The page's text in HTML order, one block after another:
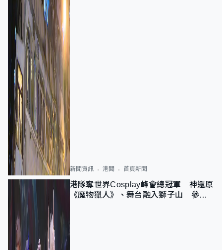
新聞資訊 港聞 首頁新聞
港隊奪世界Cosplay峰會總冠軍 神還原
《魔物獵人》、舞台融入獅子山 參賽